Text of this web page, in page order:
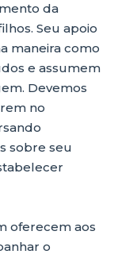
da
Seu apoio
maneira como
e assumem
Devemos
no
sobre seu
oferecem aos
o